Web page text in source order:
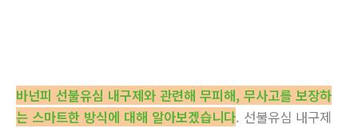
바넌피 선불유심 내구제와 관련해 무피해, 무사고를 보장하
는 스마트한 방식에 대해 알아보겠습니다. 선불유심 내구제